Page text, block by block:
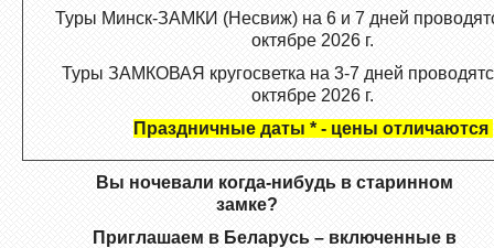
Туры Минск-ЗАМКИ (Несвиж) на 6 и 7 дней
октябре 2026 г.
Туры ЗАМКОВАЯ кругосветка на 3-7 дней
октябре 2026 г.
Праздничные даты * - цены отличаются
Вы ночевали когда-нибудь в старинном
замке?
Приглашаем в Беларусь – включенные в